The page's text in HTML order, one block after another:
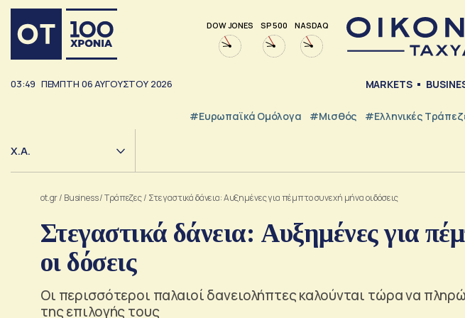
DOW JONES SP 500 NASDAQ
03:49 ΠΕΜΠΤΗ 06ΑΥΓΟΥΣΤΟΥ 2026 MARKETS
#Ευρωπαϊκά Ομόλογα #Μισθός #ελληνικές
Χ.Α.
ot.gr/ Business/Τράπεζες/ Στεγαστικά δάνεια: Αυξημένες για πέμπτο συνεχή μήνα οι δόσεις
Στεγαστικά δάνεια: Αυξημένες για
οι δόσεις
Oι περισσότεροι παλαιοί δανειολήπτες καλούνται τώρα να
της επιλογής τους